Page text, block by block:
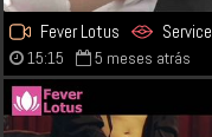
Fever Lotus Service
15:15 5 meses atrás